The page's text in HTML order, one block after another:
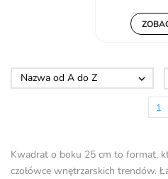
Nazwa od A do Z 
1
Kwadrat o boku 25 cm to format,
czołówce wnętrzarskich trendów.